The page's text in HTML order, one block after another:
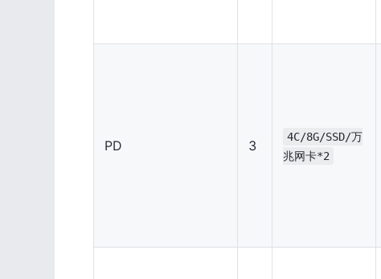
PD 3
4C/8G/SSD/万
兆网卡*2